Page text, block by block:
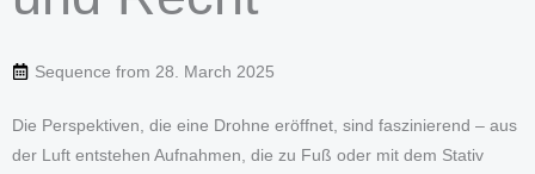
Sequence from 28. March 2025
Die Perspektiven, die eine Drohne eröffnet, sind faszinierend – aus
der Luft entstehen Aufnahmen, die zu Fuß oder mit dem Stativ